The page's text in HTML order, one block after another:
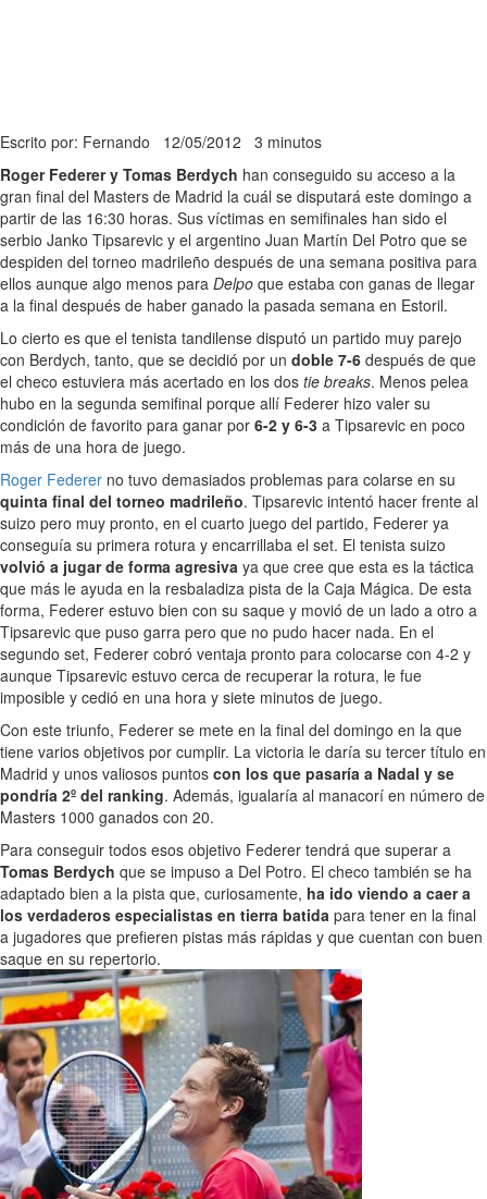
Escrito por: Fernando 12/05/2012 3 minutos
Roger Federer y Tomas Berdych han conseguido su acceso a la
gran final del Masters de Madrid la cuál se disputará este domingo a
partir de las 16:30 horas. Sus víctimas en semifinales han sido el
serbio Janko Tipsarevic y el argentino Juan Martín Del Potro que se
despiden del torneo madrileño después de una semana positiva para
ellos aunque algo menos para Delpo que estaba con ganas de llegar
a la final después de haber ganado la pasada semana en Estoril.
Lo cierto es que el tenista tandilense disputó un partido muy parejo
con Berdych, tanto, que se decidió por un doble 7-6 después de que
el checo estuviera más acertado en los dos tie breaks. Menos pelea
hubo en la segunda semifinal porque allí Federer hizo valer su
condición de favorito para ganar por 6-2 y 6-3 a Tipsarevic en poco
más de una hora de juego.
Roger Federer no tuvo demasiados problemas para colarse en su
quinta final del torneo madrileño. Tipsarevic intentó hacer frente al
suizo pero muy pronto, en el cuarto juego del partido, Federer ya
conseguía su primera rotura y encarrillaba el set. El tenista suizo
volvió a jugar de forma agresiva ya que cree que esta es la táctica
que más le ayuda en la resbaladiza pista de la Caja Mágica. De esta
forma, Federer estuvo bien con su saque y movió de un lado a otro a
Tipsarevic que puso garra pero que no pudo hacer nada. En el
segundo set, Federer cobró ventaja pronto para colocarse con 4-2 y
aunque Tipsarevic estuvo cerca de recuperar la rotura, le fue
imposible y cedió en una hora y siete minutos de juego.
Con este triunfo, Federer se mete en la final del domingo en la que
tiene varios objetivos por cumplir. La victoria le daría su tercer título en
Madrid y unos valiosos puntos con los que pasaría a Nadal y se
pondría 2º del ranking. Además, igualaría al manacorí en número de
Masters 1000 ganados con 20.
Para conseguir todos esos objetivo Federer tendrá que superar a
Tomas Berdych que se impuso a Del Potro. El checo también se ha
adaptado bien a la pista que, curiosamente, ha ido viendo a caer a
los verdaderos especialistas en tierra batida para tener en la final
a jugadores que prefieren pistas más rápidas y que cuentan con buen
saque en su repertorio.